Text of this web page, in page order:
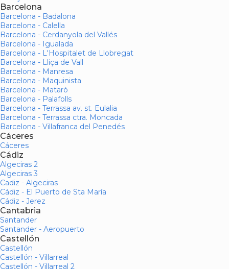
Barcelona
Barcelona - Badalona
Barcelona - Calella
Barcelona - Cerdanyola del Vallés
Barcelona - Igualada
Barcelona - L'Hospitalet de Llobregat
Barcelona - Lliça de Vall
Barcelona - Manresa
Barcelona - Maquinista
Barcelona - Mataró
Barcelona - Palafolls
Barcelona - Terrassa av. st. Eulalia
Barcelona - Terrassa ctra. Moncada
Barcelona - Villafranca del Penedés
Cáceres
Cáceres
Cádiz
Algeciras 2
Algeciras 3
Cadiz - Algeciras
Cádiz - El Puerto de Sta María
Cádiz - Jerez
Cantabria
Santander
Santander - Aeropuerto
Castellón
Castellón
Castellón - Villarreal
Castellón - Villarreal 2